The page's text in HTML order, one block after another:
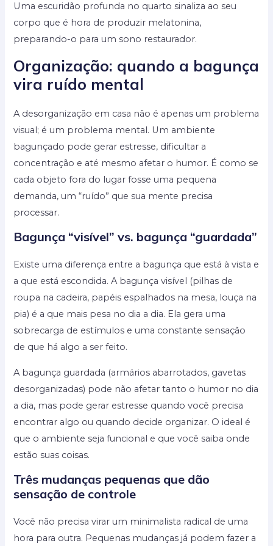
Uma escuridão profunda no quarto sinaliza ao seu
corpo que é hora de produzir melatonina,
preparando-o para um sono restaurador.
Organização: quando a bagunça
vira ruído mental
A desorganização em casa não é apenas um problema
visual; é um problema mental. Um ambiente
bagunçado pode gerar estresse, dificultar a
concentração e até mesmo afetar o humor. É como se
cada objeto fora do lugar fosse uma pequena
demanda, um “ruído” que sua mente precisa
processar.
Bagunça “visível” vs. bagunça “guardada”
Existe uma diferença entre a bagunça que está à vista e
a que está escondida. A bagunça visível (pilhas de
roupa na cadeira, papéis espalhados na mesa, louça na
pia) é a que mais pesa no dia a dia. Ela gera uma
sobrecarga de estímulos e uma constante sensação
de que há algo a ser feito.
A bagunça guardada (armários abarrotados, gavetas
desorganizadas) pode não afetar tanto o humor no dia
a dia, mas pode gerar estresse quando você precisa
encontrar algo ou quando decide organizar. O ideal é
que o ambiente seja funcional e que você saiba onde
estão suas coisas.
Três mudanças pequenas que dão
sensação de controle
Você não precisa virar um minimalista radical de uma
hora para outra. Pequenas mudanças já podem fazer a